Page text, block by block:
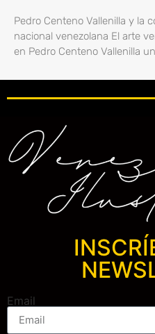
Pedro Centeno Vallenilla y la
nacional venezolana El arte
en Pedro Centeno Vallenilla
Email